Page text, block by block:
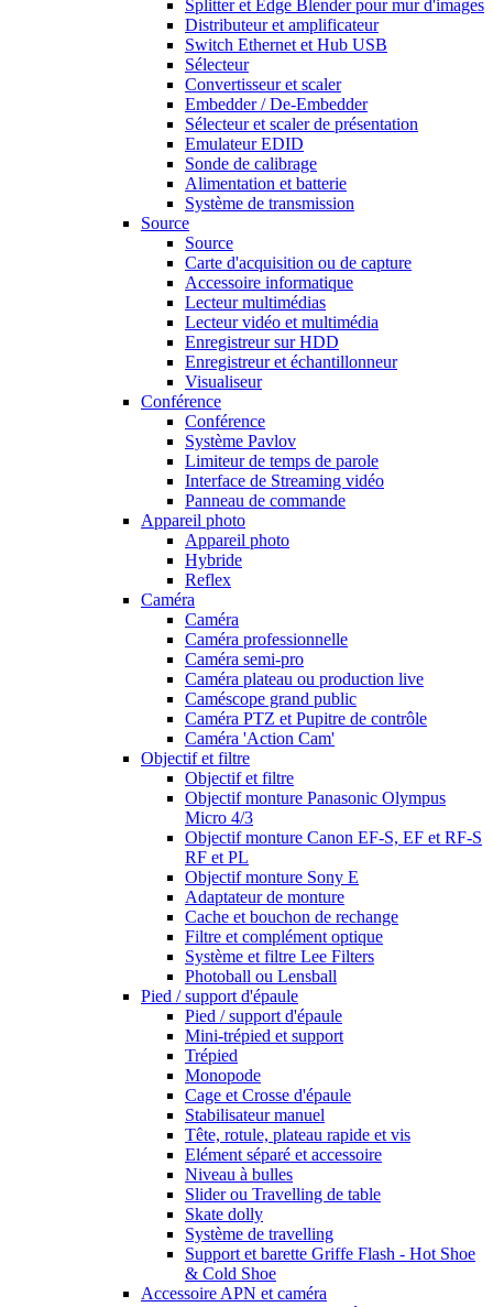
Splitter et Edge Blender pour mur d'images
Distributeur et amplificateur
Switch Ethernet et Hub USB
Sélecteur
Convertisseur et scaler
Embedder / De-Embedder
Sélecteur et scaler de présentation
Emulateur EDID
Sonde de calibrage
Alimentation et batterie
Système de transmission
Source
Source
Carte d'acquisition ou de capture
Accessoire informatique
Lecteur multimédias
Lecteur vidéo et multimédia
Enregistreur sur HDD
Enregistreur et échantillonneur
Visualiseur
Conférence
Conférence
Système Pavlov
Limiteur de temps de parole
Interface de Streaming vidéo
Panneau de commande
Appareil photo
Appareil photo
Hybride
Reflex
Caméra
Caméra
Caméra professionnelle
Caméra semi-pro
Caméra plateau ou production live
Caméscope grand public
Caméra PTZ et Pupitre de contrôle
Caméra 'Action Cam'
Objectif et filtre
Objectif et filtre
Objectif monture Panasonic Olympus
Micro 4/3
Objectif monture Canon EF-S, EF et RF-S
RF et PL
Objectif monture Sony E
Adaptateur de monture
Cache et bouchon de rechange
Filtre et complément optique
Système et filtre Lee Filters
Photoball ou Lensball
Pied / support d'épaule
Pied / support d'épaule
Mini-trépied et support
Trépied
Monopode
Cage et Crosse d'épaule
Stabilisateur manuel
Tête, rotule, plateau rapide et vis
Elément séparé et accessoire
Niveau à bulles
Slider ou Travelling de table
Skate dolly
Système de travelling
Support et barette Griffe Flash - Hot Shoe
& Cold Shoe
Accessoire APN et caméra